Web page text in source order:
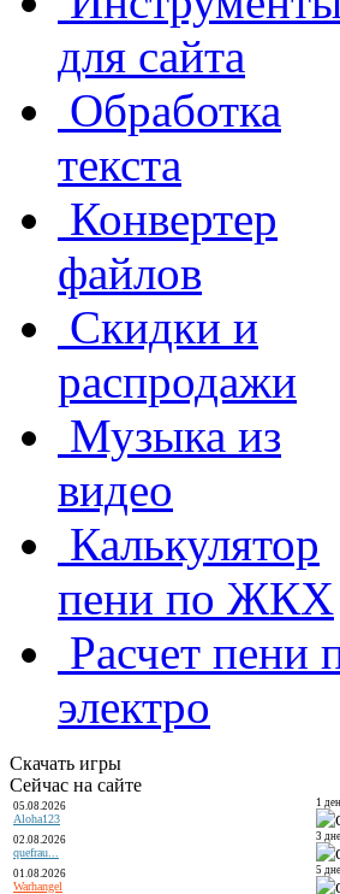
для сайта
Обработка
текста
Конвертер
файлов
Скидки и
распродажи
Музыка из
видео
Калькулятор
пени по ЖКХ
Расчет пени
электро
Скачать игры
Сейчас на сайте
05.08.2026
Aloha123
1
02.08.2026
quefrau...
3
01.08.2026
Warhangel
5